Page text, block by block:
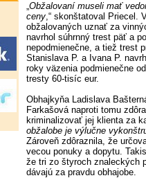
„Obžalovaní museli mať
ceny,“ skonštatoval Priecel.
obžalovaných uznať za
navrhol súhrnný trest päť a
nepodmienečne, a tiež trest
Stanislava P. a Ivana P.
roky väzenia podmienečne
tresty 60-tisíc eur.
Obhajkyňa Ladislava
Farkašová naproti tomu
kriminalizovať jej klienta za
obžalobe je výlučne
Zároveň zdôraznila, že
vecou ponuky a dopytu.
že tri zo štyroch znaleckých
dávajú za pravdu obhajobe.